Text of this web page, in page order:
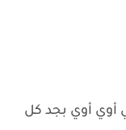
أوي أوي بجد كل